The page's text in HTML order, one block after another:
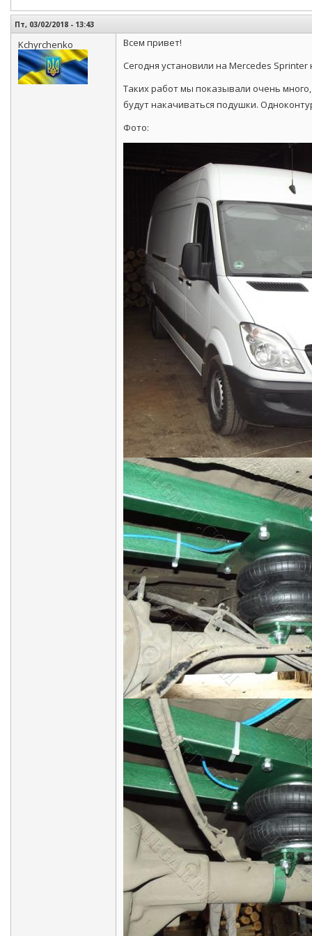
Пт, 03/02/2018 - 13:43
Kchyrchenko
Всем привет!
Сегодня установили на Mercedes
Таких работ мы показывали очень
будут накачиваться подушки.
Фото: